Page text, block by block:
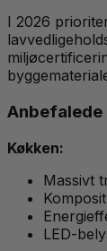
I 2026
Køkken:
Massivt
LED-